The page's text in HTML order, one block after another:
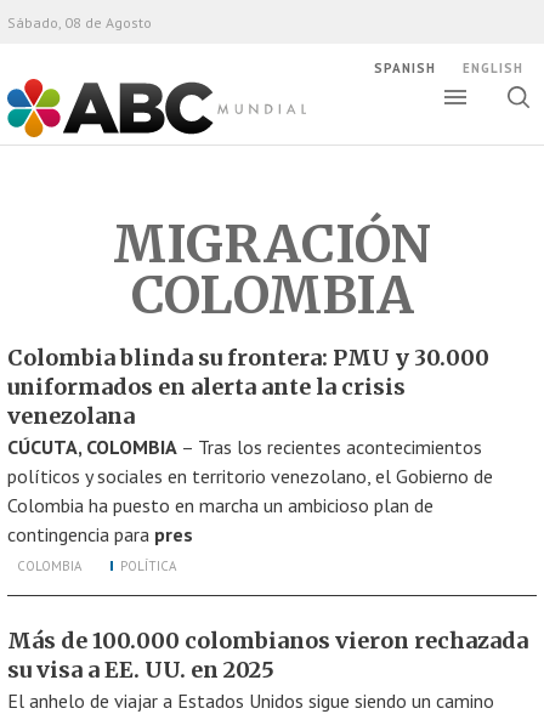
ABC Mundial
Sábado, 08 de Agosto
SPANISH ENGLISH
MIGRACIÓN
COLOMBIA
Colombia blinda su frontera: PMU y 30.000
uniformados en alerta ante la crisis
venezolana
CÚCUTA, COLOMBIA – Tras los recientes acontecimientos
políticos y sociales en territorio venezolano, el Gobierno de
Colombia ha puesto en marcha un ambicioso plan de
contingencia para pres
COLOMBIA POLÍTICA
Más de 100.000 colombianos vieron rechazada
su visa a EE. UU. en 2025
El anhelo de viajar a Estados Unidos sigue siendo un camino